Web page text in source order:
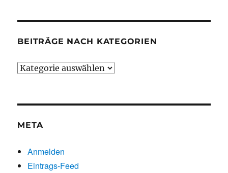
BEITRÄGE NACH KATEGORIEN
Beiträge
META
Anmelden
Eintrags-Feed